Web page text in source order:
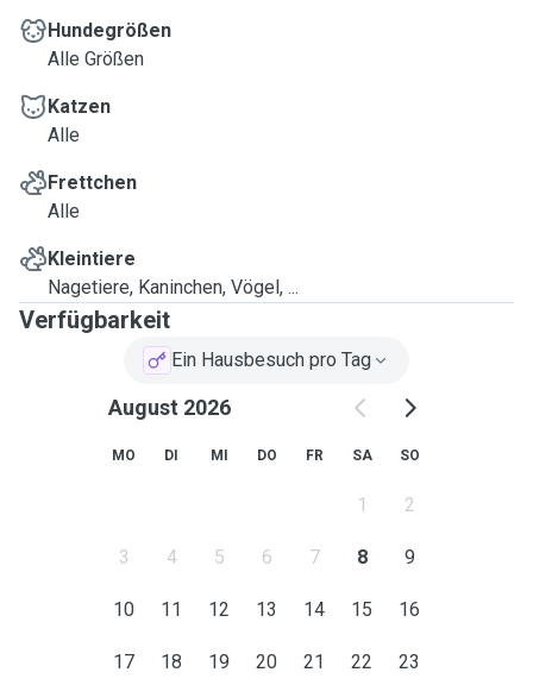
Hundegrößen
Alle Größen
Katzen
Alle
Frettchen
Alle
Kleintiere
Nagetiere, Kaninchen, Vögel, ...
Verfügbarkeit
Ein Hausbesuch pro Tag
August 2026
MO DI MI DO FR SA SO
1 2
3 4 5 6 7 8 9
10 11 12 13 14 15 16
17 18 19 20 21 22 23